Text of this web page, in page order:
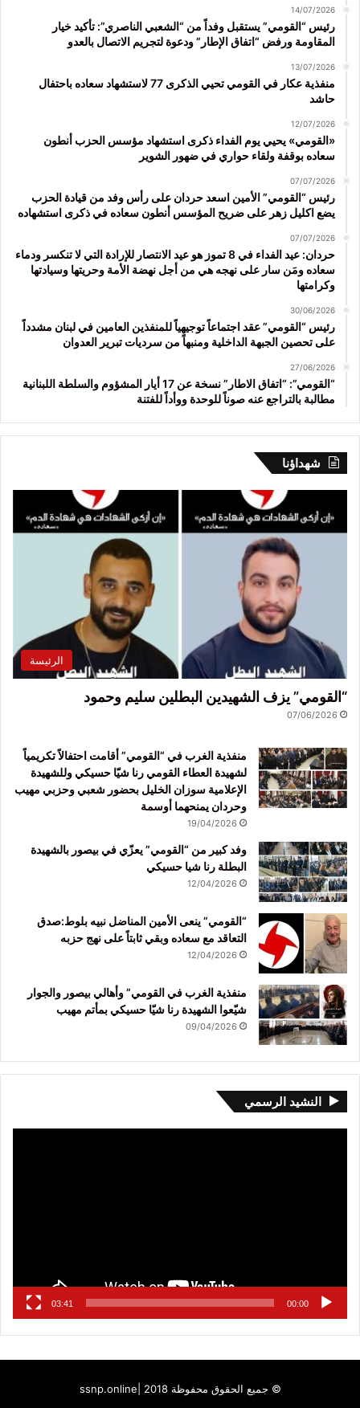
14/07/2026
رئيس “القومي” يستقبل وفداً من “الشعبي الناصري”: تأكيد خيار
المقاومة ورفض “اتفاق الإطار” ودعوة لتجريم الاتصال بالعدو
13/07/2026
منفذية عكار في القومي تحيي الذكرى 77 لاستشهاد سعاده باحتفال
حاشد
12/07/2026
«القومي» يحيي يوم الفداء ذكرى استشهاد مؤسس الحزب أنطون
سعاده بوقفة ولقاء حواري في ضهور الشوير
07/07/2026
رئيس “القومي” الأمين اسعد حردان على رأس وفد من قيادة الحزب
يضع اكليل زهر على ضريح المؤسس أنطون سعاده في ذكرى استشهاده
07/07/2026
حردان: عيد الفداء في 8 تموز هو عيد الانتصار للإرادة التي لا تنكسر ودماء
سعاده ومَن سار على نهجه هي من أجل نهضة الأمة وحريتها وسيادتها
وكرامتها
30/06/2026
رئيس “القومي” عقد اجتماعاً توجيهياً للمنفذين العامين في لبنان مشدداً
على تحصين الجبهة الداخلية ومنبهاً من سرديات تبرير العدوان
27/06/2026
“القومي”: “اتفاق الاطار” نسخة عن 17 أيار المشؤوم والسلطة اللبنانية
مطالبة بالتراجع عنه صوناً للوحدة ووأداً للفتنة
شهداؤنا
الرئيسة
“القومي” يزف الشهيدين البطلين سليم وحمود
07/06/2026
منفذية الغرب في “القومي” أقامت احتفالاً تكريمياً
لشهيدة العطاء القومي رنا شيّا حسيكي وللشهيدة
الإعلامية سوزان الخليل بحضور شعبي وحزبي مهيب
وحردان يمنحهما أوسمة
19/04/2026
وفد كبير من “القومي” يعزّي في بيصور بالشهيدة
البطلة رنا شيا حسيكي
12/04/2026
“القومي” ينعى الأمين المناضل نبيه بلوط:صدق
التعاقد مع سعاده وبقي ثابتاً على نهج حزبه
12/04/2026
منفذية الغرب في القومي” وأهالي بيصور والجوار
شيّعوا الشهيدة رنا شيّا حسيكي بمأتم مهيب
09/04/2026
النشيد الرسمي
00:00
03:41
© جميع الحقوق محفوظة 2018 | ssnp.online